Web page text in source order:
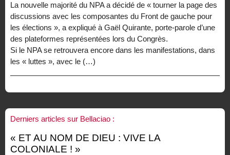
La nouvelle majorité du NPA a décidé de « tourner la page des
discussions avec les composantes du Front de gauche pour
les élections », a expliqué à Gaël Quirante, porte-parole d’une
des plateformes représentées lors du Congrès.
Si le NPA se retrouvera encore dans les manifestations, dans
les « luttes », avec le (…)
Derniers articles sur Bellaciao :
« ET AU NOM DE DIEU : VIVE LA
COLONIALE ! »